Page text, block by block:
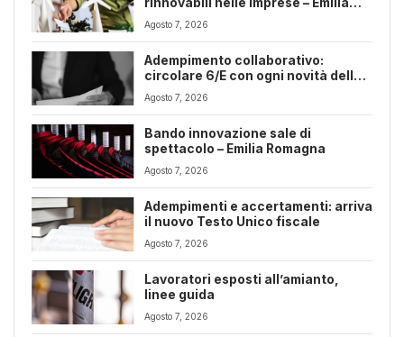
Romagna
Agosto 7, 2026
Adempimento collaborativo:
circolare 6/E con ogni novità della
riforma fiscale
Agosto 7, 2026
Bando innovazione sale di
spettacolo – Emilia Romagna
Agosto 7, 2026
Adempimenti e accertamenti: arriva
il nuovo Testo Unico fiscale
Agosto 7, 2026
Lavoratori esposti all’amianto,
linee guida
Agosto 7, 2026